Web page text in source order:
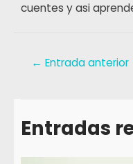
cuentes y asi
← Entrada anterior
Entradas